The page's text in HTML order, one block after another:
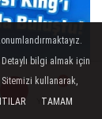
Yorumlar
Yorumlar
bilgi almak için
kullanarak,
TAMAM